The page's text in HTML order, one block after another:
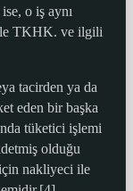
o iş aynı
TKHK. ve ilgili
tacirden ya da
eden bir başka
tüketici işlemi
olduğu
için nakliyeci ile